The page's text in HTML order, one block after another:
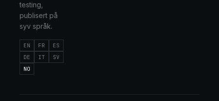
testing,
publisert på
syv språk.
EN FR
ES
DE
IT
SV
NO